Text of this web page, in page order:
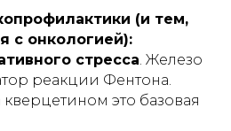
(и тем,
с онкологией):
стресса. Железо
реакции Фентона.
это базовая